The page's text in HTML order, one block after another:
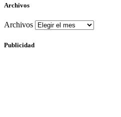
Archivos
Archivos
Publicidad